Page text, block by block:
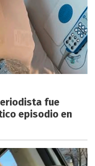
fue
episodio en